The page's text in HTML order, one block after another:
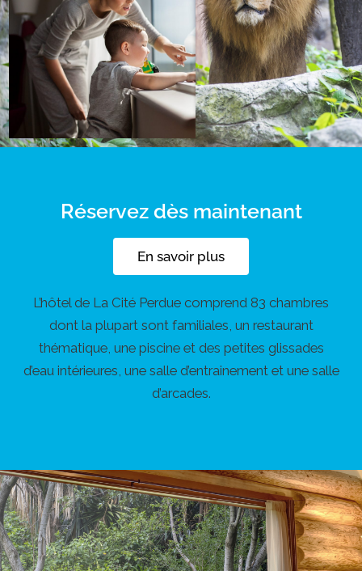
Réservez dès maintenant
En savoir plus
L’hôtel de La Cité Perdue comprend 83 chambres
dont la plupart sont familiales, un restaurant
thématique, une piscine et des petites glissades
d’eau intérieures, une salle d’entrainement et une salle
d’arcades.